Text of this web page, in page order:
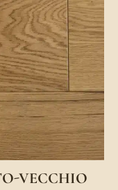
VECCHIO